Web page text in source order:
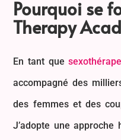
Pourquoi se
Therapy
En tant que
accompagné des
des femmes et des
J’adopte une approche